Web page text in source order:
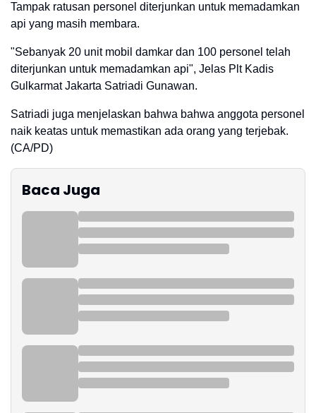
Tampak ratusan personel diterjunkan untuk memadamkan
api yang masih membara.
"Sebanyak 20 unit mobil damkar dan 100 personel telah
diterjunkan untuk memadamkan api", Jelas Plt Kadis
Gulkarmat Jakarta Satriadi Gunawan.
Satriadi juga menjelaskan bahwa bahwa anggota personel
naik keatas untuk memastikan ada orang yang terjebak.
(CA/PD)
Baca Juga